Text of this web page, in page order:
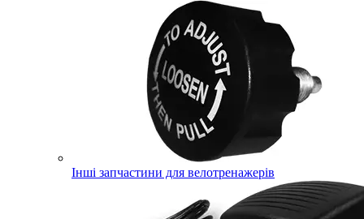
Інші запчастини для велотренажерів